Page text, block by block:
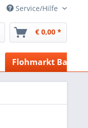
Service/Hilfe
€ 0,00 *
Flohmarkt Bazar